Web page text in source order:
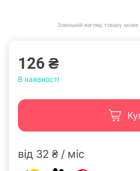
Зовнішній вигляд товару може
126 ₴
В наявності
від 32 ₴ / міс